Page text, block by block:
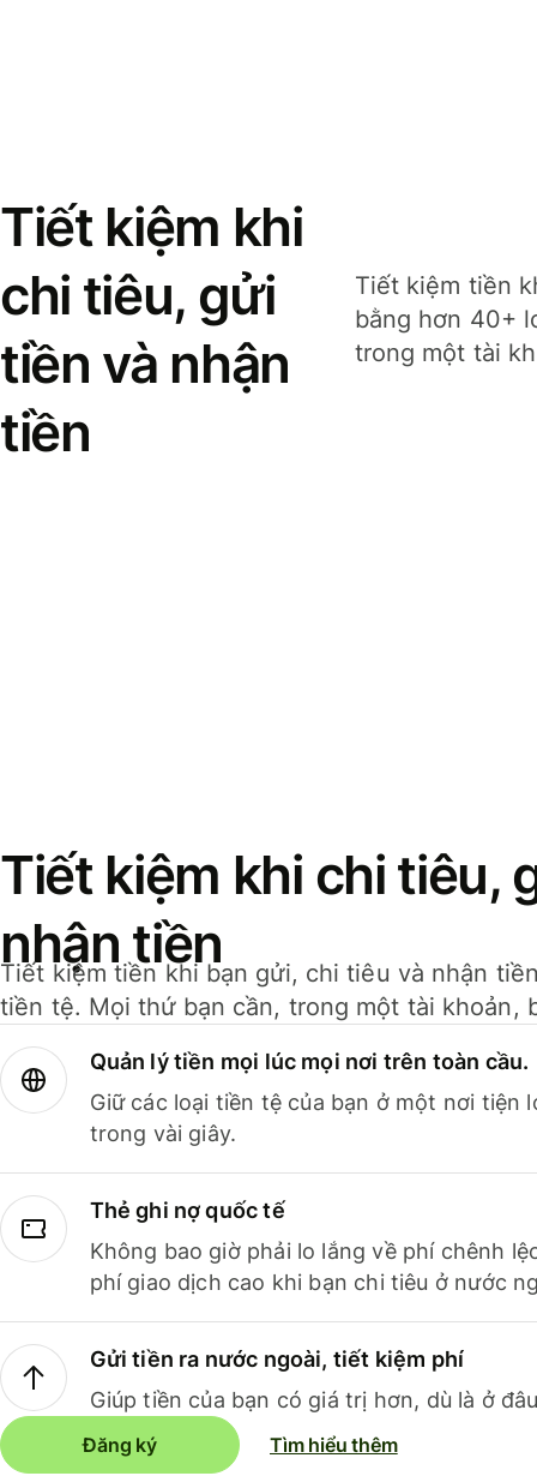
Tiết kiệm khi
chi tiêu, gửi
tiền và nhận
tiền
Tiết kiệm tiền
bằng hơn 40+
trong một tài
Tiết kiệm khi chi tiêu,
nhận tiền
Tiết kiệm tiền khi bạn gửi, chi tiêu và nhận
tiền tệ. Mọi thứ bạn cần, trong một tài khoản,
Quản lý tiền mọi lúc mọi nơi trên toàn cầu.
Giữ các loại tiền tệ của bạn ở một nơi tiện
trong vài giây.
Thẻ ghi nợ quốc tế
Không bao giờ phải lo lắng về phí chênh
phí giao dịch cao khi bạn chi tiêu ở nước
Gửi tiền ra nước ngoài, tiết kiệm phí
Giúp tiền của bạn có giá trị hơn, dù là ở
Đăng ký Tìm hiểu thêm